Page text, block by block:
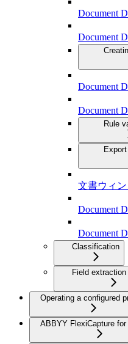
Document
Document
Document
Document
Rule
文書ウィ
Document
Document
Classification
Field
Operating a configured
ABBYY FlexiCapture